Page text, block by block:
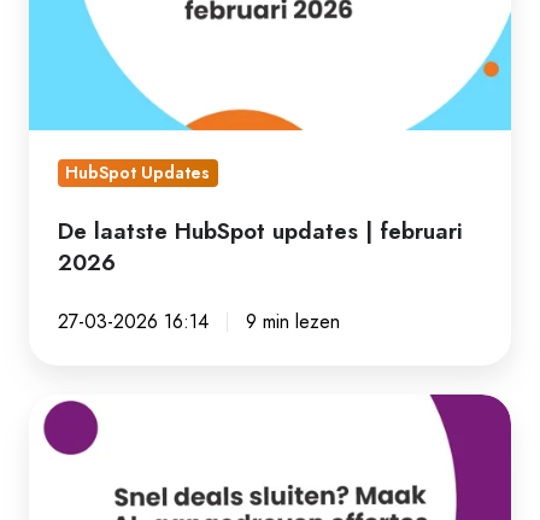
februari
HubSpot Updates
De laatste HubSpot updates | februari
2026
27-03-2026 16:14 9 min lezen
Snel
deals